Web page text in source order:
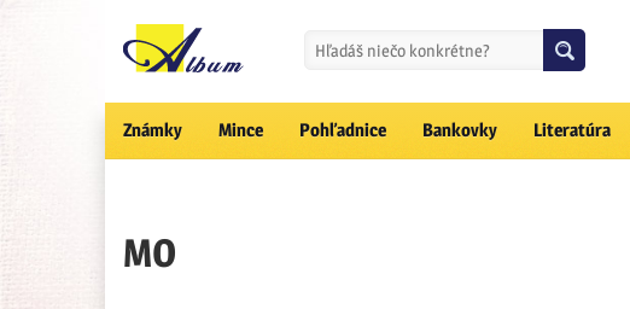
Známky Mince Pohľadnice Bankovky Literatúra
MO